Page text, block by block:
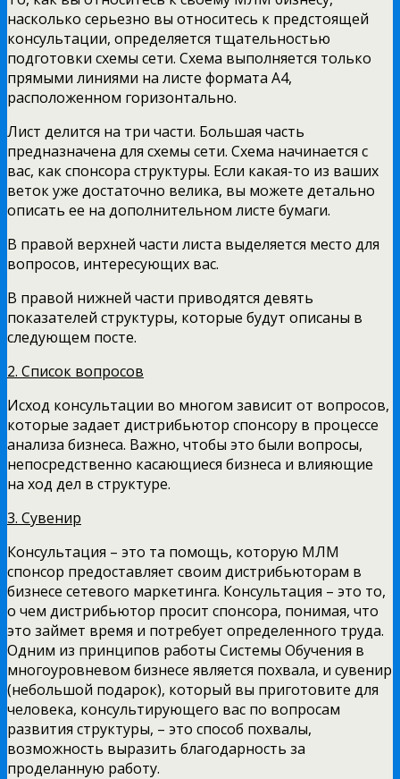
насколько серьезно вы относитесь к предстоящей
консультации, определяется тщательностью
подготовки схемы сети. Схема выполняется только
прямыми линиями на листе формата А4,
расположенном горизонтально.
Лист делится на три части. Большая часть
предназначена для схемы сети. Схема начинается с
вас, как спонсора структуры. Если какая-то из ваших
веток уже достаточно велика, вы можете детально
описать ее на дополнительном листе бумаги.
В правой верхней части листа выделяется место для
вопросов, интересующих вас.
В правой нижней части приводятся девять
показателей структуры, которые будут описаны в
следующем посте.
2. Список вопросов
Исход консультации во многом зависит от вопросов,
которые задает дистрибьютор спонсору в процессе
анализа бизнеса. Важно, чтобы это были вопросы,
непосредственно касающиеся бизнеса и влияющие
на ход дел в структуре.
3. Сувенир
Консультация – это та помощь, которую МЛМ
спонсор предоставляет своим дистрибьюторам в
бизнесе сетевого маркетинга. Консультация – это то,
о чем дистрибьютор просит спонсора, понимая, что
это займет время и потребует определенного труда.
Одним из принципов работы Системы Обучения в
многоуровневом бизнесе является похвала, и сувенир
(небольшой подарок), который вы приготовите для
человека, консультирующего вас по вопросам
развития структуры, – это способ похвалы,
возможность выразить благодарность за
проделанную работу.